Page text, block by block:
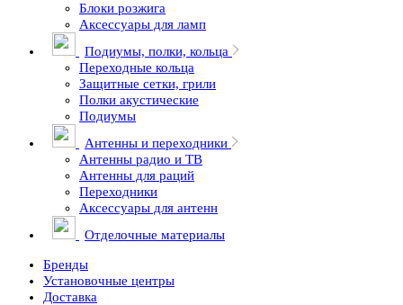
Блоки розжига
Аксессуары для ламп
Подиумы, полки, кольца
Переходные кольца
Защитные сетки, грили
Полки акустические
Подиумы
Антенны и переходники
Антенны радио и ТВ
Антенны для раций
Переходники
Аксессуары для антенн
Отделочные материалы
Бренды
Установочные центры
Доставка